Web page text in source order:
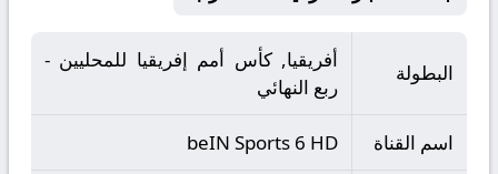
البطولة
أفريقيا, كأس أمم إفريقيا للمحليين -
ربع النهائي
اسم القناة beIN Sports 6 HD